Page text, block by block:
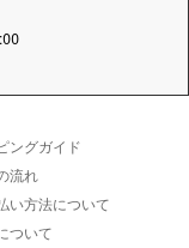
ングガイド
流れ
い方法について
ついて